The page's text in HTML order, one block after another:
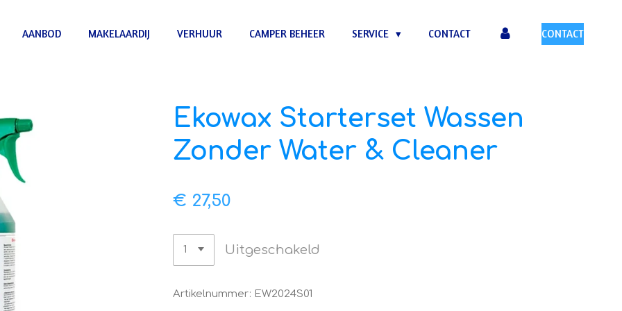
AANBOD MAKELAARDIJ VERHUUR CAMPER BEHEER SERVICE CONTACT CONTACT
Ekowax Starterset Wassen
Zonder Water & Cleaner
€ 27,50
Uitgeschakeld
Artikelnummer: EW2024S01